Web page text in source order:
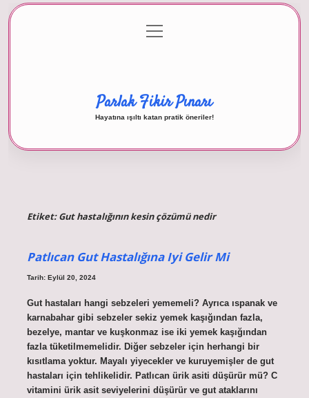
Gizlilik Politikası
menüyü
aç
Parlak Fikir Pınarı
Hayatına ışıltı katan pratik öneriler!
Etiket:Gut hastalığının kesin çözümü nedir
Patlıcan Gut Hastalığına Iyi Gelir Mi
Tarih: Eylül 20, 2024
Gut hastaları hangi sebzeleri yememeli? Ayrıca ıspanak ve
karnabahar gibi sebzeler sekiz yemek kaşığından fazla,
bezelye, mantar ve kuşkonmaz ise iki yemek kaşığından
fazla tüketilmemelidir. Diğer sebzeler için herhangi bir
kısıtlama yoktur. Mayalı yiyecekler ve kuruyemişler de gut
hastaları için tehlikelidir. Patlıcan ürik asiti düşürür mü? C
vitamini ürik asit seviyelerini düşürür ve gut ataklarını